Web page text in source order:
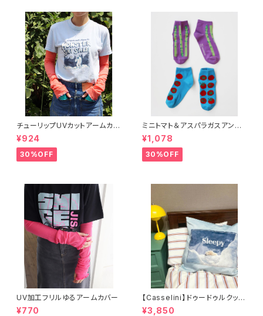
チューリップUVカットアームカバ
ー
¥924
30%OFF
ミニトマト＆アスパラガスアンク
ルソックス 2P
¥1,078
30%OFF
UV加工フリルゆるアームカバー
¥770
【Casselini】ドゥードゥルクッシ
ョンカバー
¥3,850